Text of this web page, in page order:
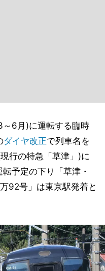
6月)に運転する臨時
ダイヤ改正で列車名を
行の特急「草津」)に
予定の下り「草津・
92号」は東京駅発着と